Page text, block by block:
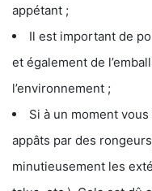
appétant ;
Il est important de
et également de
l’environnement ;
Si à un moment
appâts par des
minutieusement les